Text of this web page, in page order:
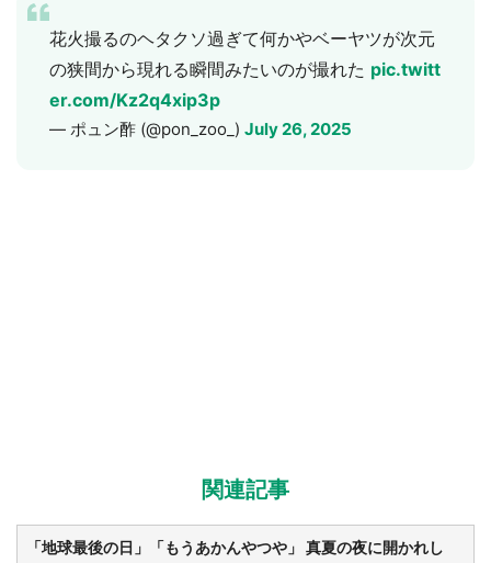
花火撮るのヘタクソ過ぎて何かやベーヤツが次元
の狭間から現れる瞬間みたいのが撮れた pic.twitt
er.com/Kz2q4xip3p
— ポュン酢 (@pon_zoo_) July 26, 2025
関連記事
「地球最後の日」「もうあかんやつや」 真夏の夜に開かれし